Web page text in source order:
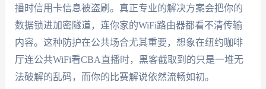
播时信用卡信息被盗刷。真正专业的解决方案会把你的
数据锁进加密隧道，连你家的WiFi路由器都看不清传输
内容。这种防护在公共场合尤其重要，想象在纽约咖啡
厅连公共WiFi看CBA直播时，黑客截取到的只是一堆无
法破解的乱码，而你的比赛解说依然流畅如初。